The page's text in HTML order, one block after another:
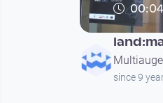
Multiauge
since 9